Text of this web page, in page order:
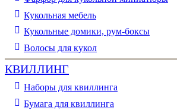
Кукольная мебель
Кукольные домики, рум-боксы
Волосы для кукол
КВИЛЛИНГ
Наборы для квиллинга
Бумага для квиллинга